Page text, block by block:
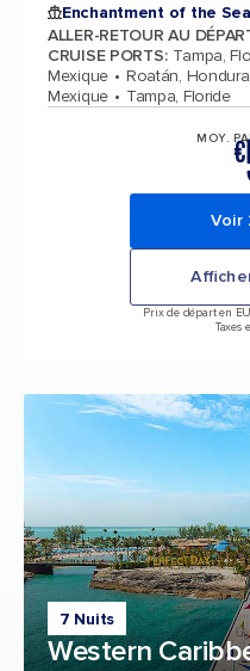
Enchantment of the
ALLER-RETOUR AU
CRUISE PORTS: Tampa,
Mexique
Roatán,
Mexique
Tampa, Floride
MOY. €
Voir
Prix de départ en
Taxes
7 Nuits
Western